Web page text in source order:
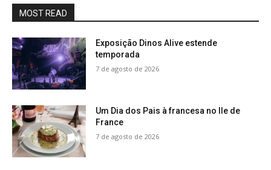
MOST READ
Exposição Dinos Alive estende
temporada
7 de agosto de 2026
Um Dia dos Pais à francesa no Ile de
France
7 de agosto de 2026